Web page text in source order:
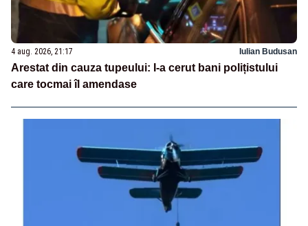
4 aug. 2026, 21:17 Iulian Budusan
Arestat din cauza tupeului: I-a cerut bani polițistului
care tocmai îl amendase